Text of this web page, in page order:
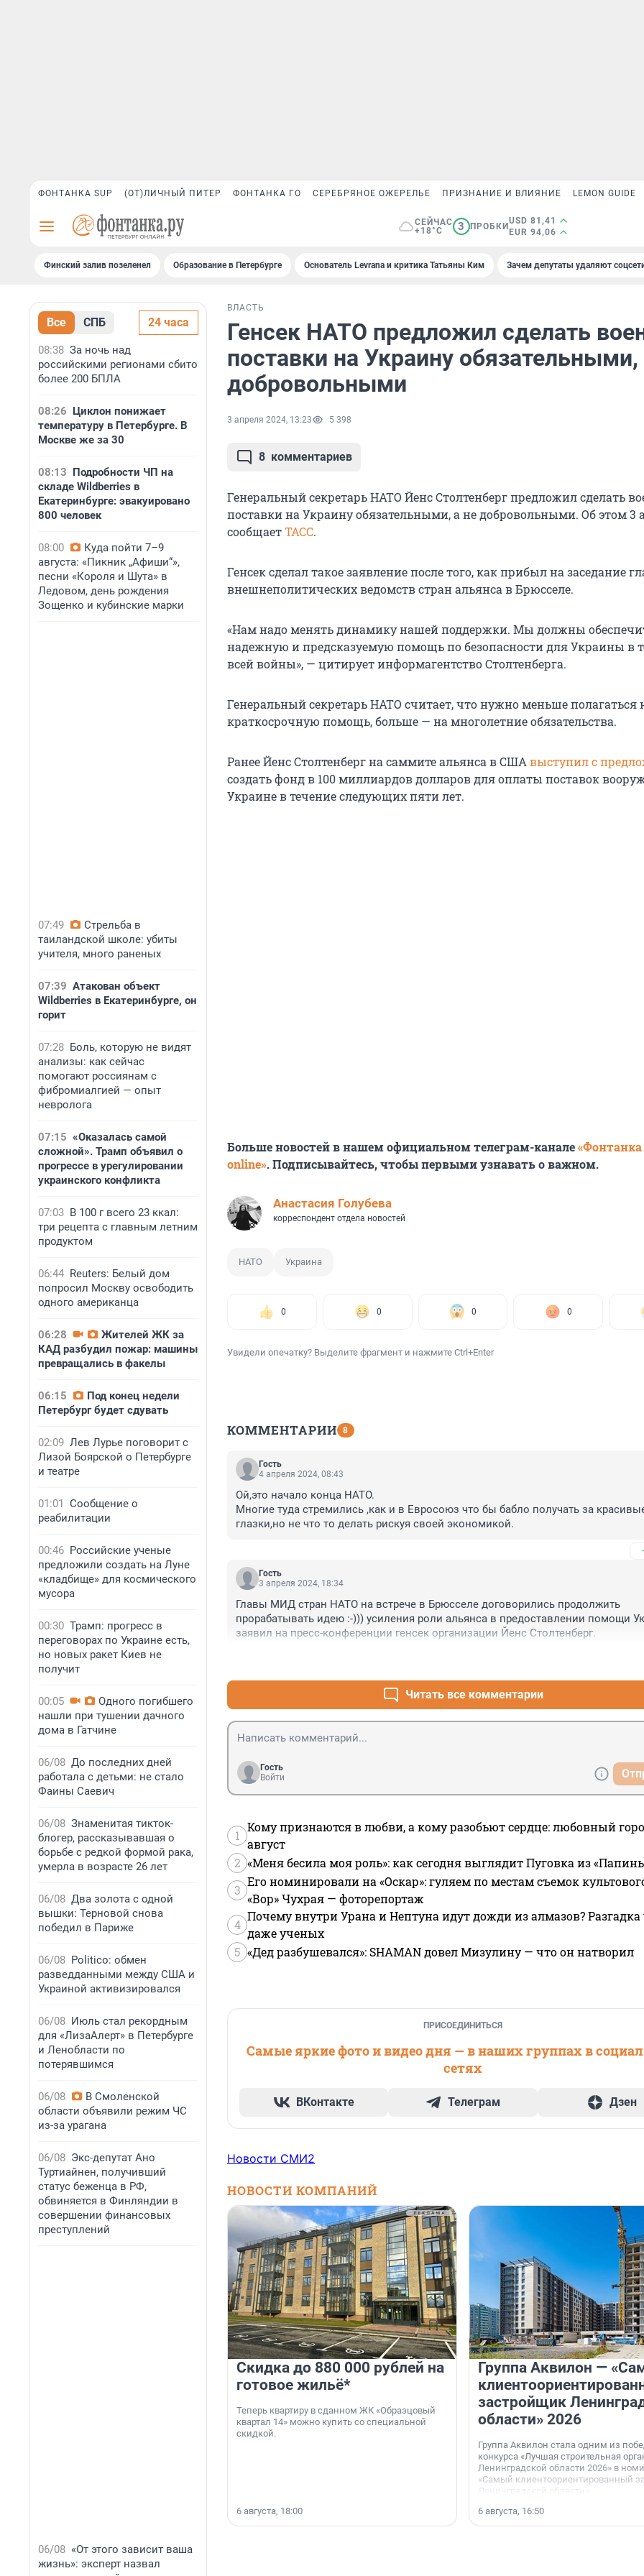
ФОНТАНКА SUP (ОТ)ЛИЧНЫЙ ПИТЕР ФОНТАНКА ГО СЕРЕБРЯНОЕ ОЖЕРЕЛЬЕ ПРИЗНАНИЕ И ВЛИЯНИЕ LEMON GUIDE
СЕЙЧАС
+18°C
3 ПРОБКИ
USD 81,41
EUR 94,06
Финский залив позеленел Образование в Петербурге Основатель Levrana и критика Татьяны Ким Зачем депутаты удаляют
Все СПБ 24 часа
08:38 За ночь над
российскими регионами сбито
более 200 БПЛА
08:26 Циклон понижает
температуру в Петербурге. В
Москве же за 30
08:13 Подробности ЧП на
складе Wildberries в
Екатеринбурге: эвакуировано
800 человек
08:00
Куда пойти 7–9
августа: «Пикник „Афиши“»,
песни «Короля и Шута» в
Ледовом, день рождения
Зощенко и кубинские марки
07:49
Стрельба в
таиландской школе: убиты
учителя, много раненых
07:39 Атакован объект
Wildberries в Екатеринбурге, он
горит
07:28 Боль, которую не видят
анализы: как сейчас
помогают россиянам с
фибромиалгией — опыт
невролога
07:15 «Оказалась самой
сложной». Трамп объявил о
прогрессе в урегулировании
украинского конфликта
07:03 В 100 г всего 23 ккал:
три рецепта с главным летним
продуктом
06:44 Reuters: Белый дом
попросил Москву освободить
одного американца
06:28
Жителей ЖК за
КАД разбудил пожар: машины
превращались в факелы
06:15
Под конец недели
Петербург будет сдувать
02:09 Лев Лурье поговорит с
Лизой Боярской о Петербурге
и театре
01:01 Сообщение о
реабилитации
00:46 Российские ученые
предложили создать на Луне
«кладбище» для космического
мусора
00:30 Трамп: прогресс в
переговорах по Украине есть,
но новых ракет Киев не
получит
00:05
Одного погибшего
нашли при тушении дачного
дома в Гатчине
06/08 До последних дней
работала с детьми: не стало
Фаины Саевич
06/08 Знаменитая тикток-
блогер, рассказывавшая о
борьбе с редкой формой рака,
умерла в возрасте 26 лет
06/08 Два золота с одной
вышки: Терновой снова
победил в Париже
06/08 Politico: обмен
разведданными между США и
Украиной активизировался
06/08 Июль стал рекордным
для «ЛизаАлерт» в Петербурге
и Ленобласти по
потерявшимся
06/08
В Смоленской
области объявили режим ЧС
из-за урагана
06/08 Экс-депутат Ано
Туртиайнен, получивший
статус беженца в РФ,
обвиняется в Финляндии в
совершении финансовых
преступлений
06/08 «От этого зависит ваша
жизнь»: эксперт назвал
ВЛАСТЬ
Генсек НАТО предложил сделать
поставки на Украину обязательными,
добровольными
3 апреля 2024, 13:23 5 398
8 комментариев
Генеральный секретарь НАТО Йенс Столтенберг предложил сделать
поставки на Украину обязательными, а не добровольными. Об этом 3
сообщаетТАСС.
Генсек сделал такое заявление после того, как прибыл на заседание
внешнеполитических ведомств стран альянса в Брюсселе.
«Нам надо менять динамику нашей поддержки. Мы должны
надежную и предсказуемую помощь по безопасности для Украины в
всей войны», — цитирует информагентство Столтенберга.
Генеральный секретарь НАТО считает, что нужно меньше полагаться
краткосрочную помощь, больше — на многолетние обязательства.
Ранее Йенс Столтенберг на саммите альянса в США выступил с
создать фонд в 100 миллиардов долларов для оплаты поставок
Украине в течение следующих пяти лет.
Больше новостей в нашем официальном телеграм-канале«Фонтанка
online». Подписывайтесь, чтобы первыми узнавать о важном.
Анастасия Голубева
корреспондент отдела новостей
НАТО Украина
0 0 0 0
Увидели опечатку? Выделите фрагмент и нажмите Ctrl+Enter
КОММЕНТАРИИ 8
Гость
4 апреля 2024, 08:43
Ой,это начало конца НАТО.
Многие туда стремились ,как и в Евросоюз что бы бабло получать за
глазки,но не что то делать рискуя своей экономикой.
Гость
3 апреля 2024, 18:34
Главы МИД стран НАТО на встрече в Брюсселе договорились продолжить
прорабатывать идею :-))) усиления роли альянса в предоставлении помощи
заявил на пресс-конференции генсек организации Йенс Столтенберг.
Читать все комментарии
Гость
Войти
1
Кому признаются в любви, а кому разобьют сердце: любовный
август
2 «Меня бесила моя роль»: как сегодня выглядит Пуговка из
3
Его номинировали на «Оскар»: гуляем по местам съемок
«Вор» Чухрая — фоторепортаж
4
Почему внутри Урана и Нептуна идут дожди из алмазов?
даже ученых
5 «Дед разбушевался»: SHAMAN довел Мизулину — что он натворил
ПРИСОЕДИНИТЬСЯ
Самые яркие фото и видео дня — в наших группах в
сетях
ВКонтакте Телеграм Дзен
Новости СМИ2
НОВОСТИ КОМПАНИЙ
Скидка до 880 000 рублей на
готовое жильё*
Теперь квартиру в сданном ЖК «Образцовый
квартал 14» можно купить со специальной
скидкой.
6 августа, 18:00
Группа Аквилон —
застройщик
области» 2026
Группа Аквилон стала одним из
конкурса «Лучшая строительная
Ленинградской области 2026» в
«Самый клиентоориентированный
Ленинградской области».
6 августа, 16:50